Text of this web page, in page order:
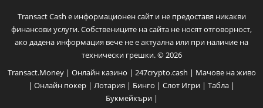
Transact Cash е информационен сайт и не предоставя никакви
финансови услуги. Собствениците на сайта не носят отговорност,
ако дадена информация вече не е актуална или при наличие на
технически грешки. © 2026
Transact.Money| Онлайн казино | 247crypto.cash | Мачове на живо
| Онлайн покер | Лотария | Бинго | Слот Игри | Табла |
Букмейкъри|